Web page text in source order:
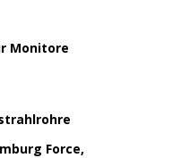
Monitore
Force,